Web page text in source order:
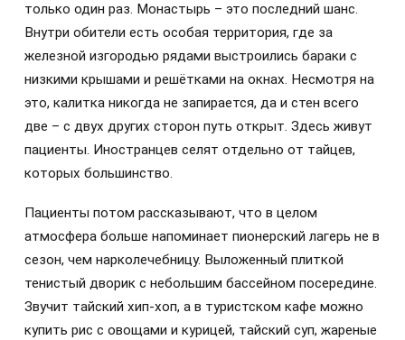
только один раз. Монастырь – это последний шанс.
Внутри обители есть особая территория, где за
железной изгородью рядами выстроились бараки с
низкими крышами и решётками на окнах. Несмотря на
это, калитка никогда не запирается, да и стен всего
две – с двух других сторон путь открыт. Здесь живут
пациенты. Иностранцев селят отдельно от тайцев,
которых большинство.
Пациенты потом рассказывают, что в целом
атмосфера больше напоминает пионерский лагерь не в
сезон, чем нарколечебницу. Выложенный плиткой
тенистый дворик с небольшим бассейном посередине.
Звучит тайский хип-хоп, а в туристском кафе можно
купить рис с овощами и курицей, тайский суп, жареные